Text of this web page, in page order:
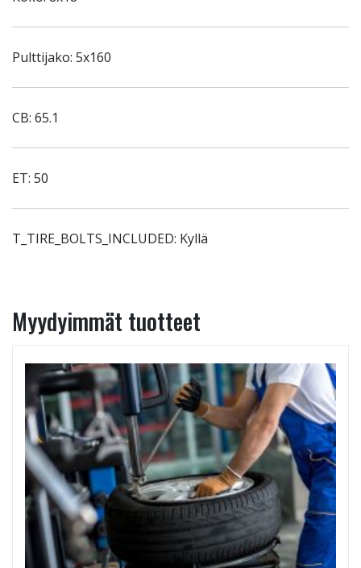
Pulttijako: 5x160
CB: 65.1
ET: 50
T_TIRE_BOLTS_INCLUDED: Kyllä
Myydyimmät tuotteet